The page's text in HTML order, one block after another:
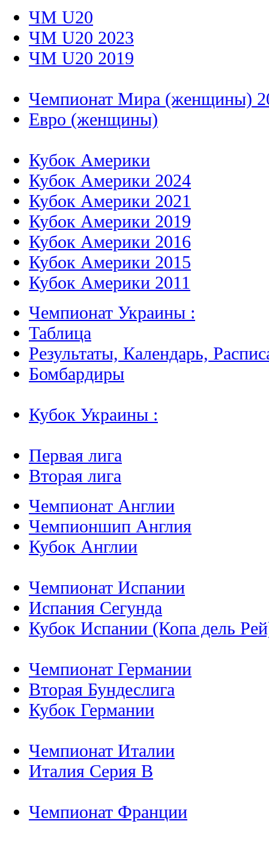
ЧМ U20
ЧМ U20 2023
ЧМ U20 2019
Чемпионат Мира (женщины)
Евро (женщины)
Кубок Америки
Кубок Америки 2024
Кубок Америки 2021
Кубок Америки 2019
Кубок Америки 2016
Кубок Америки 2015
Кубок Америки 2011
Чемпионат Украины :
Таблица
Результаты, Календарь,
Бомбардиры
Кубок Украины :
Первая лига
Вторая лига
Чемпионат Англии
Чемпионшип Англия
Кубок Англии
Чемпионат Испании
Испания Сегунда
Кубок Испании (Копа дель
Чемпионат Германии
Вторая Бундеслига
Кубок Германии
Чемпионат Италии
Италия Серия B
Чемпионат Франции